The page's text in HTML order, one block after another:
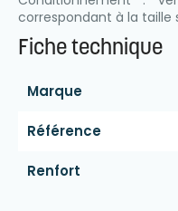
correspondant à la taille
Fiche technique
Marque
Référence
Renfort